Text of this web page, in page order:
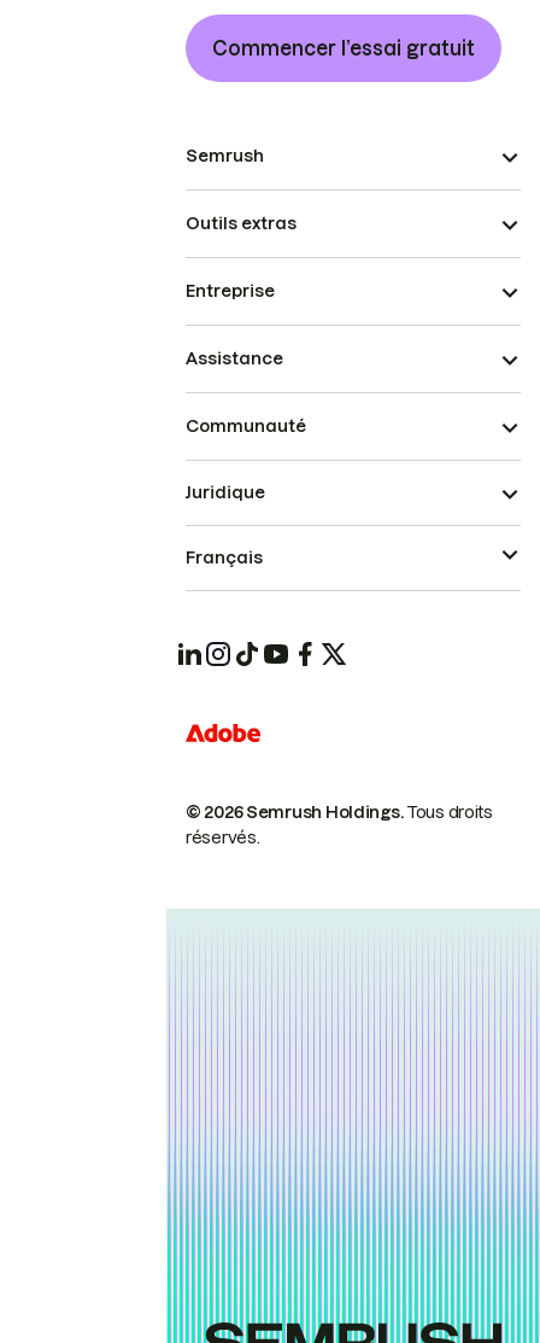
Commencer l’essai gratuit
Semrush
Outils extras
Entreprise
Assistance
Communauté
© 2026 Semrush Holdings.Tous droits
réservés.
Juridique
Français